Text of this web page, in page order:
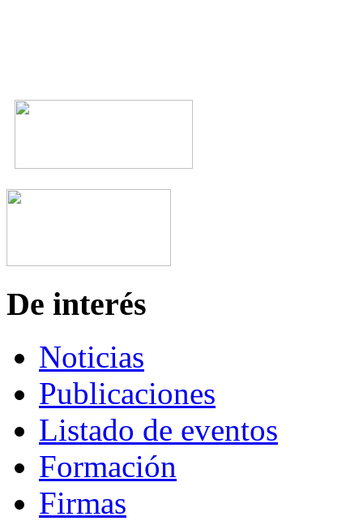
De interés
Noticias
Publicaciones
Listado de eventos
Formación
Firmas